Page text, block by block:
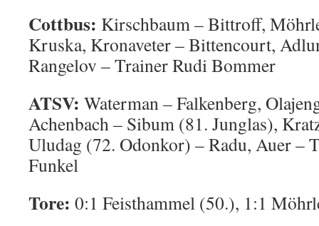
Cottbus: Kirschbaum – Bittroff,
Kruska, Kronaveter – Bittencourt,
Rangelov – Trainer Rudi Bommer
ATSV: Waterman – Falkenberg,
Achenbach – Sibum (81. Junglas),
Uludag (72. Odonkor) – Radu, Auer –
Funkel
Tore: 0:1 Feisthammel (50.), 1:1